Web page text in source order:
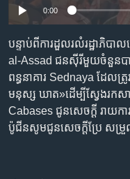
សម្ព័ន្ធ​
រំលង​
និង​
ចូល​
ទៅ​
កាន់​
ទំព័រ​
ស្វែង​
Khmer English
បណ្តាញ​សង្គម
ភាសា
0:00
បន្ទាប់​ពី​ការ​ដួលរលំ​រដ្ឋាភិប
al-Assad ជន​ស៊ីរី​មួយ​ចំនួន​
ពន្ធនាគារ Sednaya ដែល​ត្
មនុស្ស ឃាត»ដើម្បី​ស្វែងរក​ស
Cabases ជូន​សេចក្តី រាយក
ប៉ូជីនសូមជូន​សេចក្តីប្រែ សម្